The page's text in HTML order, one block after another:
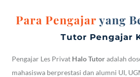
Para Pengajaryang
Tutor Pengajar
Pengajar Les Privat Halo Tutoradalah
mahasiswa berprestasi dan alumni UI,